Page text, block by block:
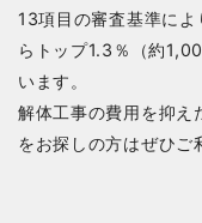
13項目の審査基準に
らトップ1.3％（約
います。
解体工事の費用を抑え
をお探しの方はぜひご